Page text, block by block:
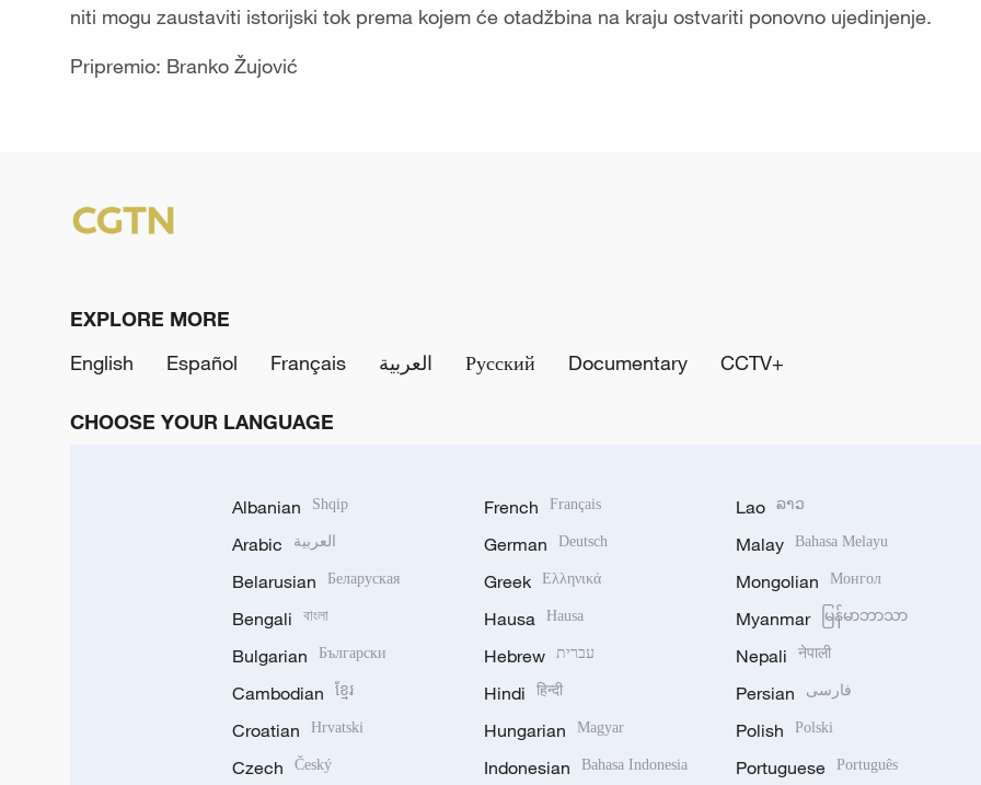
niti mogu zaustaviti istorijski tok prema kojem će otadžbina na kraju ostvariti ponovno ujedinjenje.
Pripremio: Branko Žujović
EXPLORE MORE
English
Español Français العربية Русский Documentary CCTV+
CHOOSE YOUR LANGUAGE
Albanian Shqip
Arabic العربية
Belarusian Беларуская
Bengali বাংলা
Bulgarian Български
Cambodian ខ្មែរ
Croatian Hrvatski
Czech Český
French Français
German Deutsch
Greek Ελληνικά
Hausa Hausa
Hebrew עברית
Hindi हिन्दी
Hungarian Magyar
Indonesian Bahasa Indonesia
Lao ລາວ
Malay Bahasa Melayu
Mongolian Монгол
Myanmar မြန်မာဘာသာ
Nepali नेपाली
Persian فارسی
Polish Polski
Portuguese Português